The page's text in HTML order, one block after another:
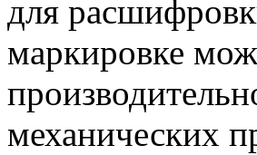
для
маркировке
механических